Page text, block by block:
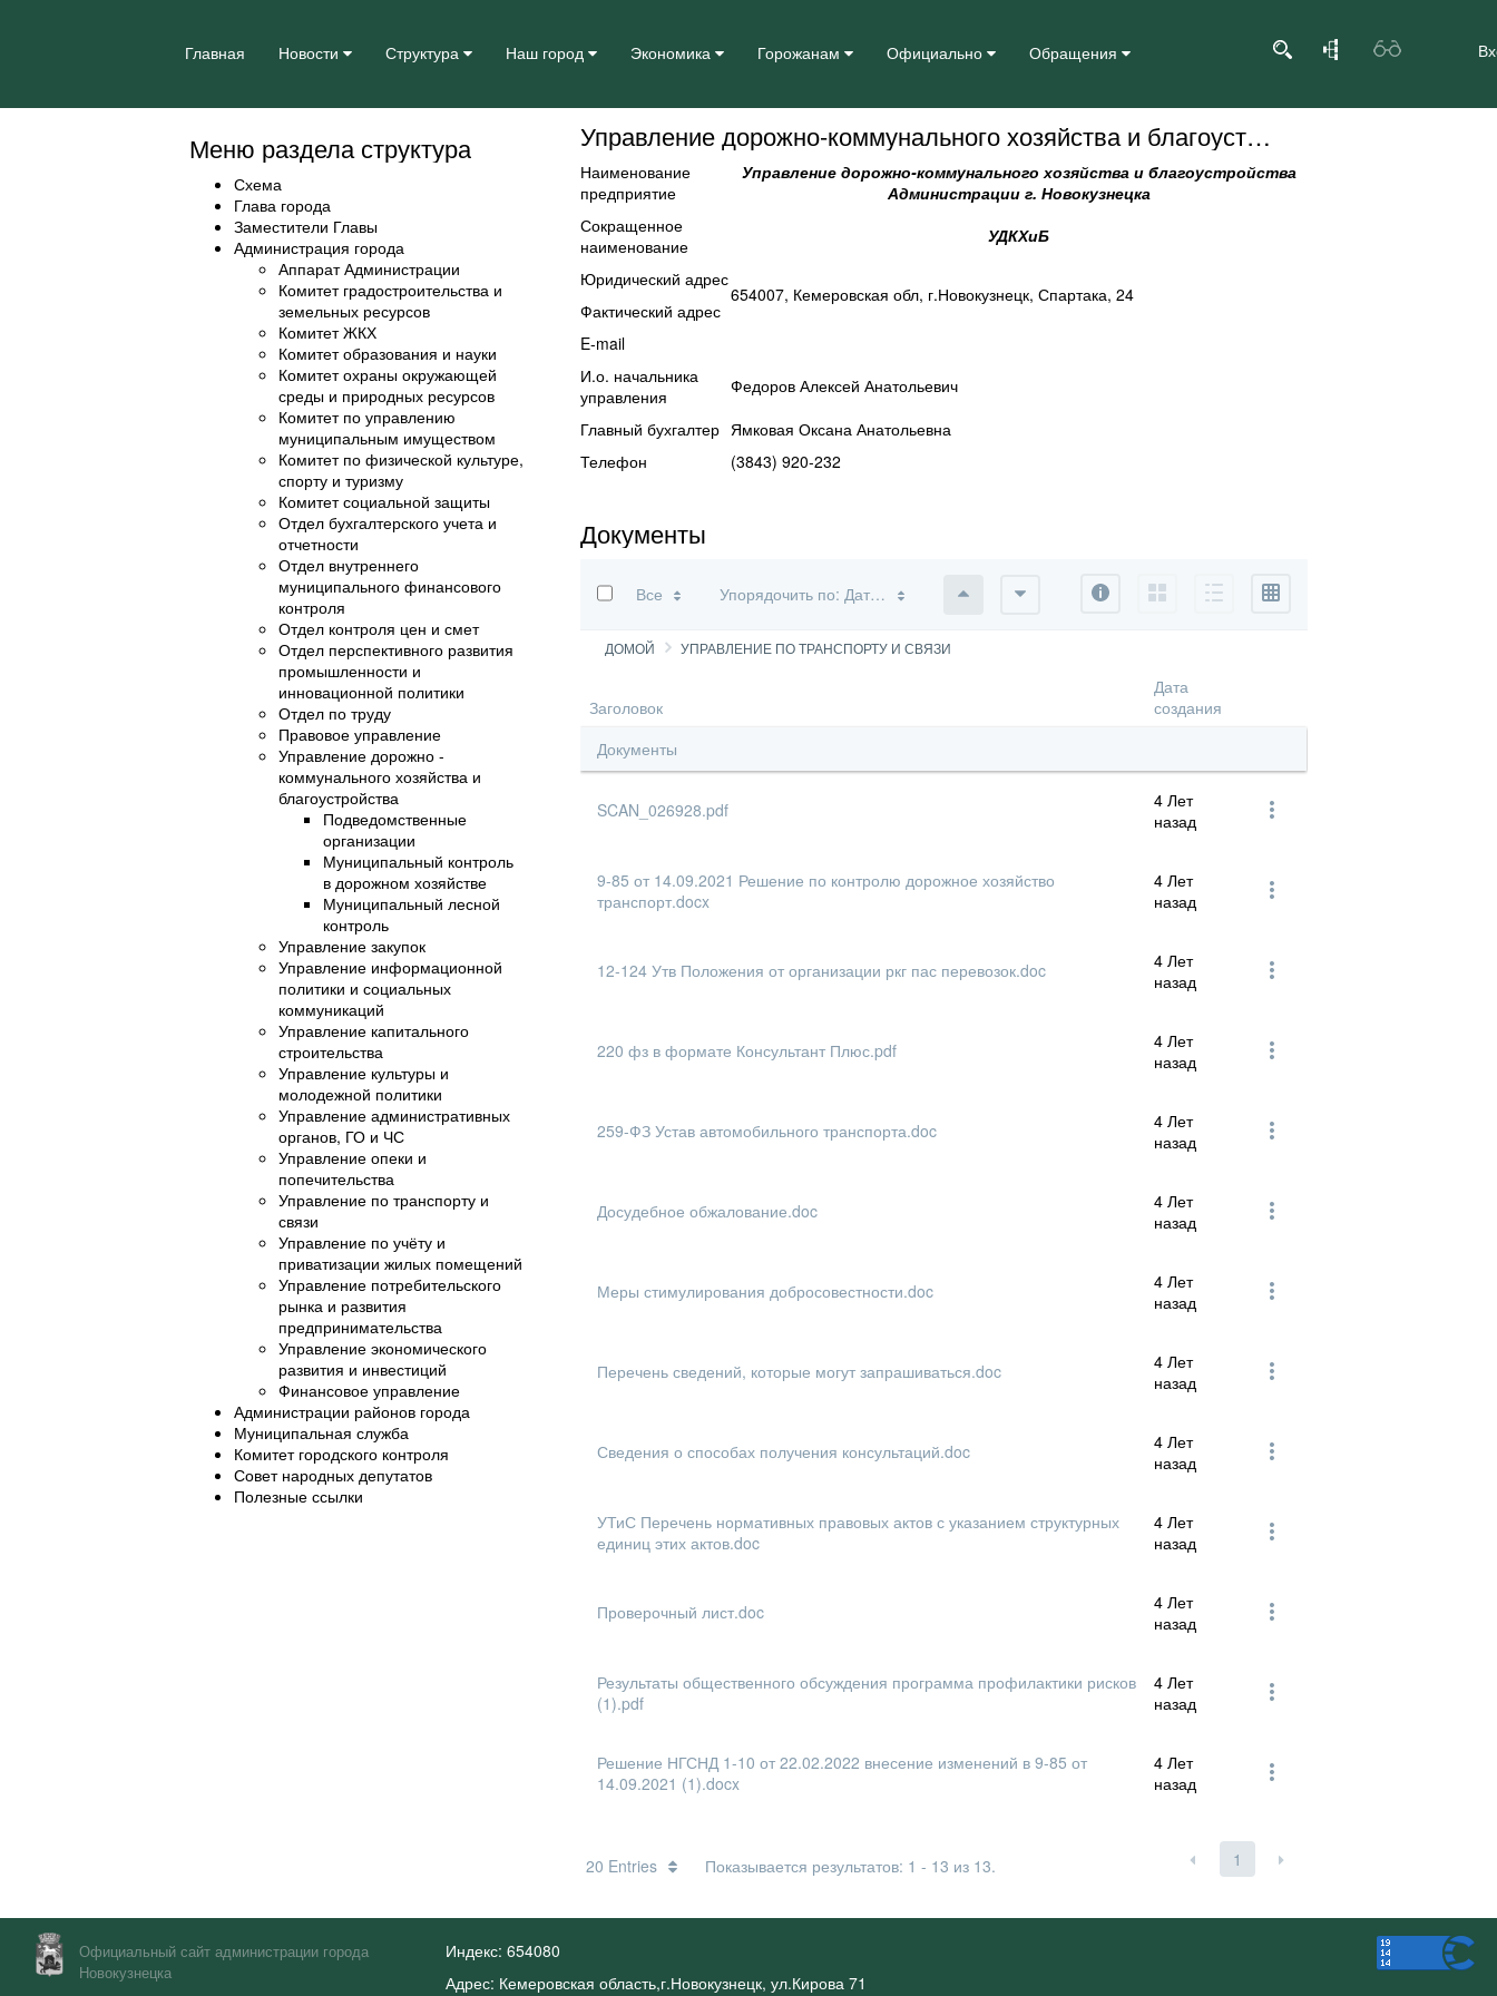
Главная Новости Структура Наш город Экономика Горожанам Официально Обращения
Меню раздела структура
Схема
Глава города
Заместители Главы
Администрация города
Аппарат Администрации
Комитет градостроительства и
земельных ресурсов
Комитет ЖКХ
Комитет образования и науки
Комитет охраны окружающей
среды и природных ресурсов
Комитет по управлению
муниципальным имуществом
Комитет по физической культуре,
спорту и туризму
Комитет социальной защиты
Отдел бухгалтерского учета и
отчетности
Отдел внутреннего
муниципального финансового
контроля
Отдел контроля цен и смет
Отдел перспективного развития
промышленности и
инновационной политики
Отдел по труду
Правовое управление
Управление дорожно -
коммунального хозяйства и
благоустройства
Подведомственные
организации
Муниципальный контроль
в дорожном хозяйстве
Муниципальный лесной
контроль
Управление закупок
Управление информационной
политики и социальных
коммуникаций
Управление капитального
строительства
Управление культуры и
молодежной политики
Управление административных
органов, ГО и ЧС
Управление опеки и
попечительства
Управление по транспорту и
связи
Управление по учёту и
приватизации жилых помещений
Управление потребительского
рынка и развития
предпринимательства
Управление экономического
развития и инвестиций
Финансовое управление
Администрации районов города
Муниципальная служба
Комитет городского контроля
Совет народных депутатов
Полезные ссылки
Управление дорожно-коммунального хозяйства и благоустройства Администрации г. Новокузнецка
Наименование
предприятие
Управление дорожно-коммунального хозяйства и благоустройства
Администрации г. Новокузнецка
Сокращенное
наименование
УДКХиБ
Юридический адрес
654007, Кемеровская обл, г.Новокузнецк, Спартака, 24
Фактический адрес
E-mail
И.о. начальника
управления
Федоров Алексей Анатольевич
Главный бухгалтер Ямковая Оксана Анатольевна
Телефон
(3843) 920-232
Документы
Все Упорядочить по: Дата изменения По возрастанию
По убываниюИнформация
Иконка Подробно
ДОМОЙ УПРАВЛЕНИЕ ПО ТРАНСПОРТУ И СВЯЗИ
Заголовок
Дата
создания
Документы
SCAN_026928.pdf
4 Лет
назад
9-85 от 14.09.2021 Решение по контролю дорожное хозяйство
транспорт.docx
4 Лет
назад
12-124 Утв Положения от организации ркг пас перевозок.doc
4 Лет
назад
220 фз в формате Консультант Плюс.pdf
4 Лет
назад
259-ФЗ Устав автомобильного транспорта.doc
4 Лет
назад
Досудебное обжалование.doc
4 Лет
назад
Меры стимулирования добросовестности.doc
4 Лет
назад
Перечень сведений, которые могут запрашиваться.doc
4 Лет
назад
Сведения о способах получения консультаций.doc
4 Лет
назад
УТиС Перечень нормативных правовых актов с указанием структурных
единиц этих актов.doc
4 Лет
назад
Проверочный лист.doc
4 Лет
назад
Результаты общественного обсуждения программа профилактики рисков
(1).pdf
4 Лет
назад
Решение НГСНД 1-10 от 22.02.2022 внесение изменений в 9-85 от
14.09.2021 (1).docx
4 Лет
назад
20 Entries Показывается результатов: 1 - 13 из 13. 1
Официальный сайт администрации города
Новокузнецка
Индекс: 654080
Адрес: Кемеровская область,г.Новокузнецк, ул.Кирова 71